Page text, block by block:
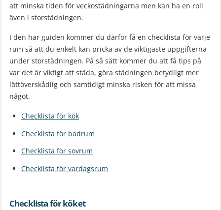
att minska tiden för veckostädningarna men kan ha en roll
även i storstädningen.
I den här guiden kommer du därför få en checklista för varje
rum så att du enkelt kan pricka av de viktigaste uppgifterna
under storstädningen. På så sätt kommer du att få tips på
var det är viktigt att städa, göra städningen betydligt mer
lättöverskådlig och samtidigt minska risken för att missa
något.
Checklista för kök
Checklista för badrum
Checklista för sovrum
Checklista för vardagsrum
Checklista för köket